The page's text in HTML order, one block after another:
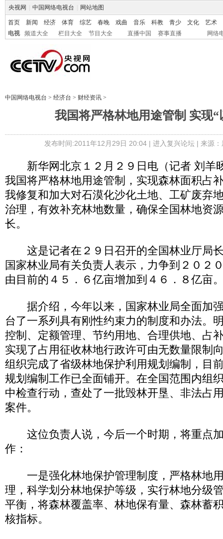
央视网 中国网络电视台 网站地图
首页 新闻 经济 体育 综艺 春晚 戏曲 音乐 科教 青少 文化
艺术
电视
频道大全 栏目大全 节目大全 直播中国 赛事直播 网络
中国网络电视台 > 经济台 > 财经资讯 >
我国将严格林地用途管制 实现“
发布时间:2011年12月29日 20:04 | 进入复兴论坛| 来源
新华网北京１２月２９日电（记者 刘羊
我国将严格林地用途管制，实现森林面积占
我修复和加大对石漠化沙化土地、工矿废弃
治理，有效补充林地数量，确保全国林地资
长。
这是记者在２９日召开的全国林业厅局
国家林业局有关负责人表示，力争到２０２
由目前的４５．６亿亩增加到４６．８亿亩
据介绍，今年以来，国家林业局全面加
台了一系列具有刚性约束力的制度和办法。
控制、定额管理、节约用地、合理供地、占
实现了占用征收林地行政许可由无数量限制
组织完成了省级林地保护利用规划编制，目
规划编制工作已全面铺开。在全国范围内组
中检查行动，查处了一批毁林开垦、非法占
案件。
这位负责人说，今后一个时期，将重点
作：
一是强化林地保护管理制度，严格林地
理，科学划分林地保护等级，实行林地分级
平衡，将森林覆盖率、林地保有量、森林蓄
核指标。